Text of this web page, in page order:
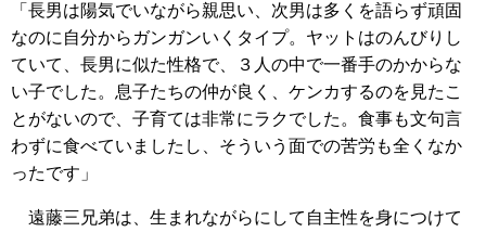
「長男は陽気でいながら親思い、次男は多くを語らず頑固
なのに自分からガンガンいくタイプ。ヤットはのんびりし
ていて、長男に似た性格で、３人の中で一番手のかからな
い子でした。息子たちの仲が良く、ケンカするのを見たこ
とがないので、子育ては非常にラクでした。食事も文句言
わずに食べていましたし、そういう面での苦労も全くなか
ったです」
遠藤三兄弟は、生まれながらにして自主性を身につけて